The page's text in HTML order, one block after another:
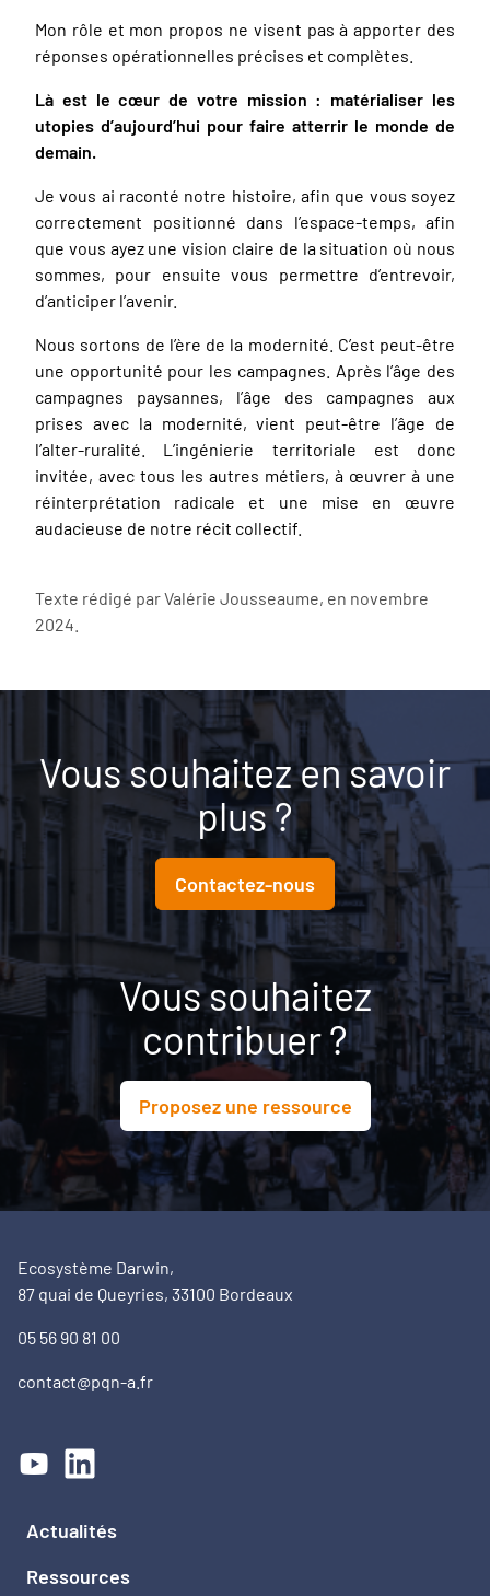
Mon rôle et mon propos ne visent pas à apporter des
réponses opérationnelles précises et complètes.
Là est le cœur de votre mission : matérialiser les
utopies d’aujourd’hui pour faire atterrir le monde de
demain.
Je vous ai raconté notre histoire, afin que vous soyez
correctement positionné dans l’espace-temps, afin
que vous ayez une vision claire de la situation où nous
sommes, pour ensuite vous permettre d’entrevoir,
d’anticiper l’avenir.
Nous sortons de l’ère de la modernité. C’est peut-être
une opportunité pour les campagnes. Après l’âge des
campagnes paysannes, l’âge des campagnes aux
prises avec la modernité, vient peut-être l’âge de
l’alter-ruralité. L’ingénierie territoriale est donc
invitée, avec tous les autres métiers, à œuvrer à une
réinterprétation radicale et une mise en œuvre
audacieuse de notre récit collectif.
Texte rédigé par Valérie Jousseaume, en novembre
2024.
Vous souhaitez en savoir
plus ?
Contactez-nous
Vous souhaitez
contribuer ?
Proposez une ressource
Ecosystème Darwin,
87 quai de Queyries, 33100 Bordeaux
05 56 90 81 00
contact@pqn-a.fr
Actualités
Ressources